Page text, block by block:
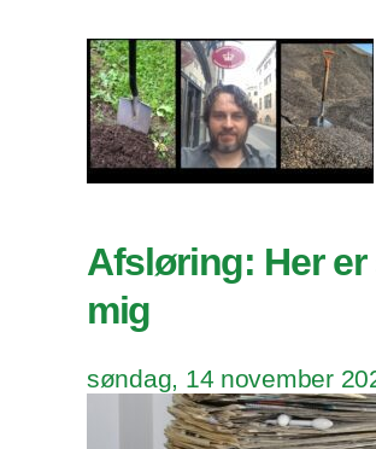
Afsløring: Her
mig
søndag, 14 november